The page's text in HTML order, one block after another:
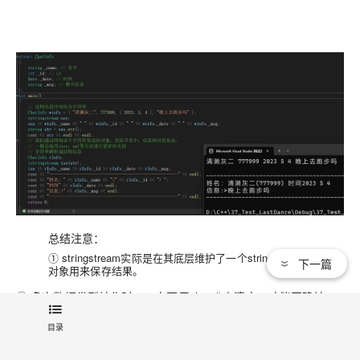
总结注意：
① stringstream实际是在其底层维护了一个string类型的
对象用来保存结果。
② 多次数据类型转化时，一定要用clear()来清空，才能正确转
化，但clear()不会将 stringstream底层的string对象清空。
目录
下一篇